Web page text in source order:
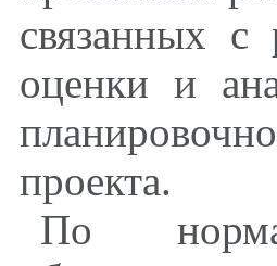
связанных с
оценки и
проекта.
По